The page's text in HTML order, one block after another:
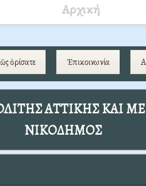
Αρχική
ὁρίσατε Ἐπικοινωνία
ΑΤΤΙΚΗΣ ΚΑΙ
ΝΙΚΟΔΗΜΟΣ